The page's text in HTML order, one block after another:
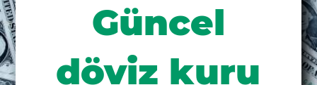
Güncel
döviz kuru